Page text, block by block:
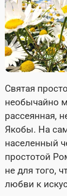
Святая
необычайно
рассеянная,
Якобы. На
населенный
простотой
не для того,
любви к